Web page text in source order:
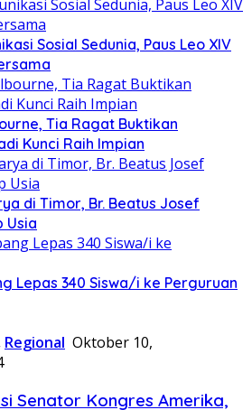
Sosial Sedunia, Paus Leo XIV
Tia Ragat Buktikan
Kunci Raih Impian
di Timor, Br. Beatus Josef
Usia
Lepas 340 Siswa/i ke Perguruan
Regional Oktober 10,
Senator Kongres Amerika,